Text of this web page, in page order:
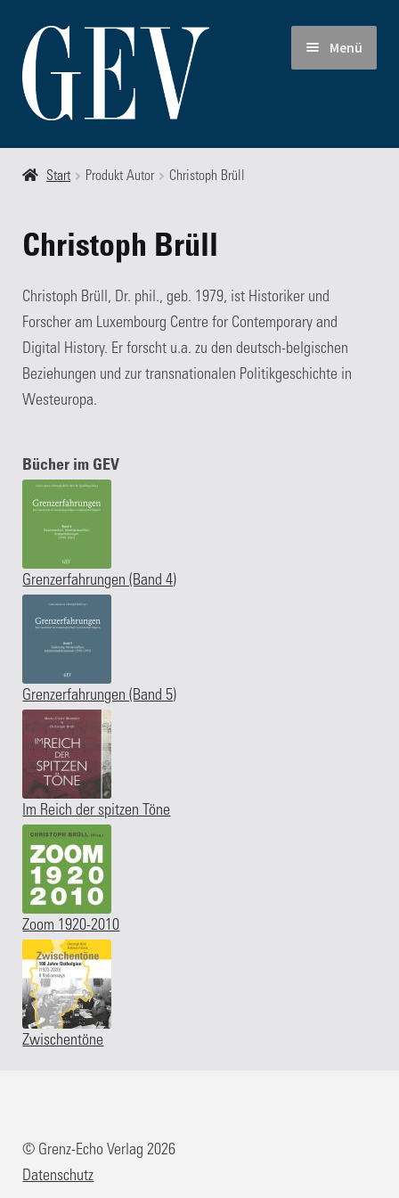
Zur
Navigation
springen
Zum
Inhalt
springen
Menü
Start
Autoren
Kategorien
Kontakt
Manuskripte
Mein Konto
Shop
Über Uns
Warenkorb
Start Produkt Autor Christoph Brüll
Christoph Brüll
Christoph Brüll, Dr. phil., geb. 1979, ist Historiker und
Forscher am Luxembourg Centre for Contemporary and
Digital History. Er forscht u.a. zu den deutsch-belgischen
Beziehungen und zur transnationalen Politikgeschichte in
Westeuropa.
Bücher im GEV
Grenzerfahrungen (Band 4)
Grenzerfahrungen (Band 5)
Im Reich der spitzen Töne
Zoom 1920-2010
Zwischentöne
© Grenz-Echo Verlag 2026
Datenschutz